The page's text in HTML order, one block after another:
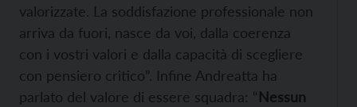
valorizzate. La soddisfazione professionale non
arriva da fuori, nasce da voi, dalla coerenza
con i vostri valori e dalla capacità di scegliere
con pensiero critico”. Infine Andreatta ha
parlato del valore di essere squadra: “Nessun